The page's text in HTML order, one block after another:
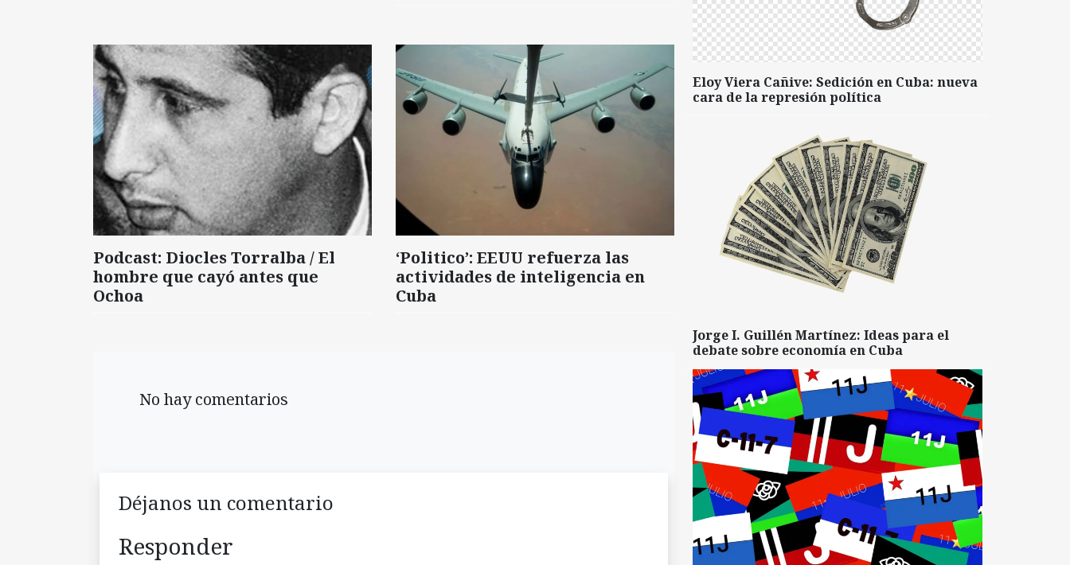
Podcast: Diocles Torralba / El
hombre que cayó antes que
Ochoa
‘Politico’: EEUU refuerza las
actividades de inteligencia en
Cuba
No hay comentarios
Déjanos un comentario
Responder
Eloy Viera Cañive: Sedición en Cuba: nueva
cara de la represión política
Jorge I. Guillén Martínez: Ideas para el
debate sobre economía en Cuba